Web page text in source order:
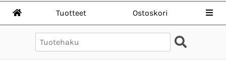
Tuotteet Ostoskori